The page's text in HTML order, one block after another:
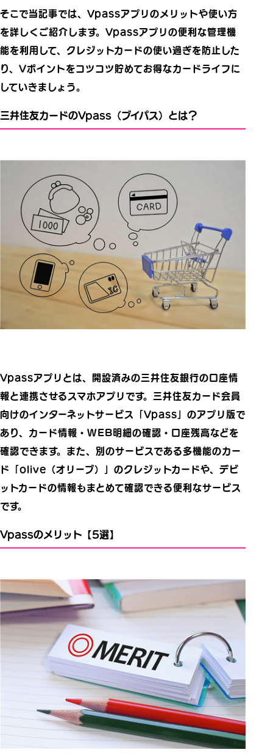
そこで当記事では、Vpassアプリのメリットや使い方
を詳しくご紹介します。Vpassアプリの便利な管理機
能を利用して、クレジットカードの使い過ぎを防止した
り、Vポイントをコツコツ貯めてお得なカードライフに
していきましょう。
三井住友カードのVpass（ブイパス）とは？
Vpassアプリとは、開設済みの三井住友銀行の口座情
報と連携させるスマホアプリです。三井住友カード会員
向けのインターネットサービス「Vpass」のアプリ版で
あり、カード情報・WEB明細の確認・口座残高などを
確認できます。また、別のサービスである多機能のカー
ド「olive（オリーブ）」のクレジットカードや、デビ
ットカードの情報もまとめて確認できる便利なサービス
です。
Vpassのメリット【5選】